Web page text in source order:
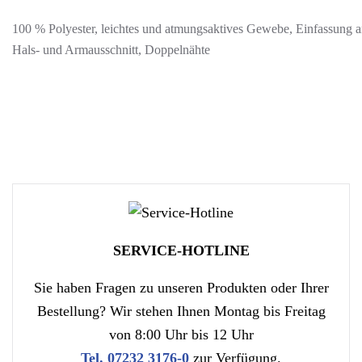
100 % Polyester, leichtes und atmungsaktives Gewebe, Einfassung
Hals- und Armausschnitt, Doppelnähte
SERVICE-HOTLINE
Sie haben Fragen zu unseren Produkten oder Ihrer
Bestellung? Wir stehen Ihnen Montag bis Freitag
von 8:00 Uhr bis 12 Uhr
Tel. 07232 3176-0 zur Verfügung.